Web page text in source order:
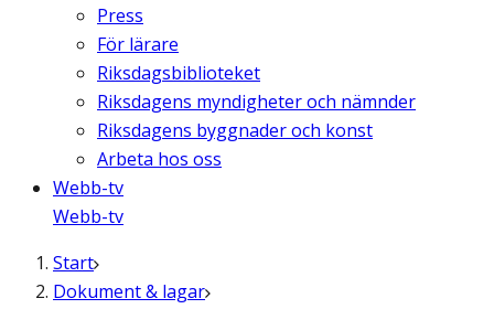
Press
För lärare
Riksdagsbiblioteket
Riksdagens myndigheter och nämnder
Riksdagens byggnader och konst
Arbeta hos oss
Webb-tv
Webb-tv
Start
Dokument & lagar